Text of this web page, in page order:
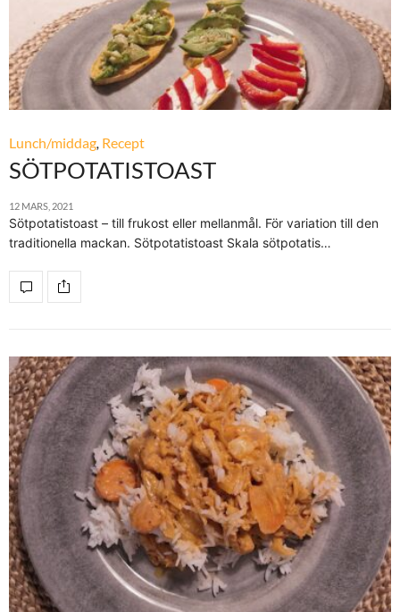
Lunch/middag Recept
SÖTPOTATISTOAST
12 MARS, 2021
Sötpotatistoast – till frukost eller mellanmål. För variation till den
traditionella mackan. Sötpotatistoast Skala sötpotatis…